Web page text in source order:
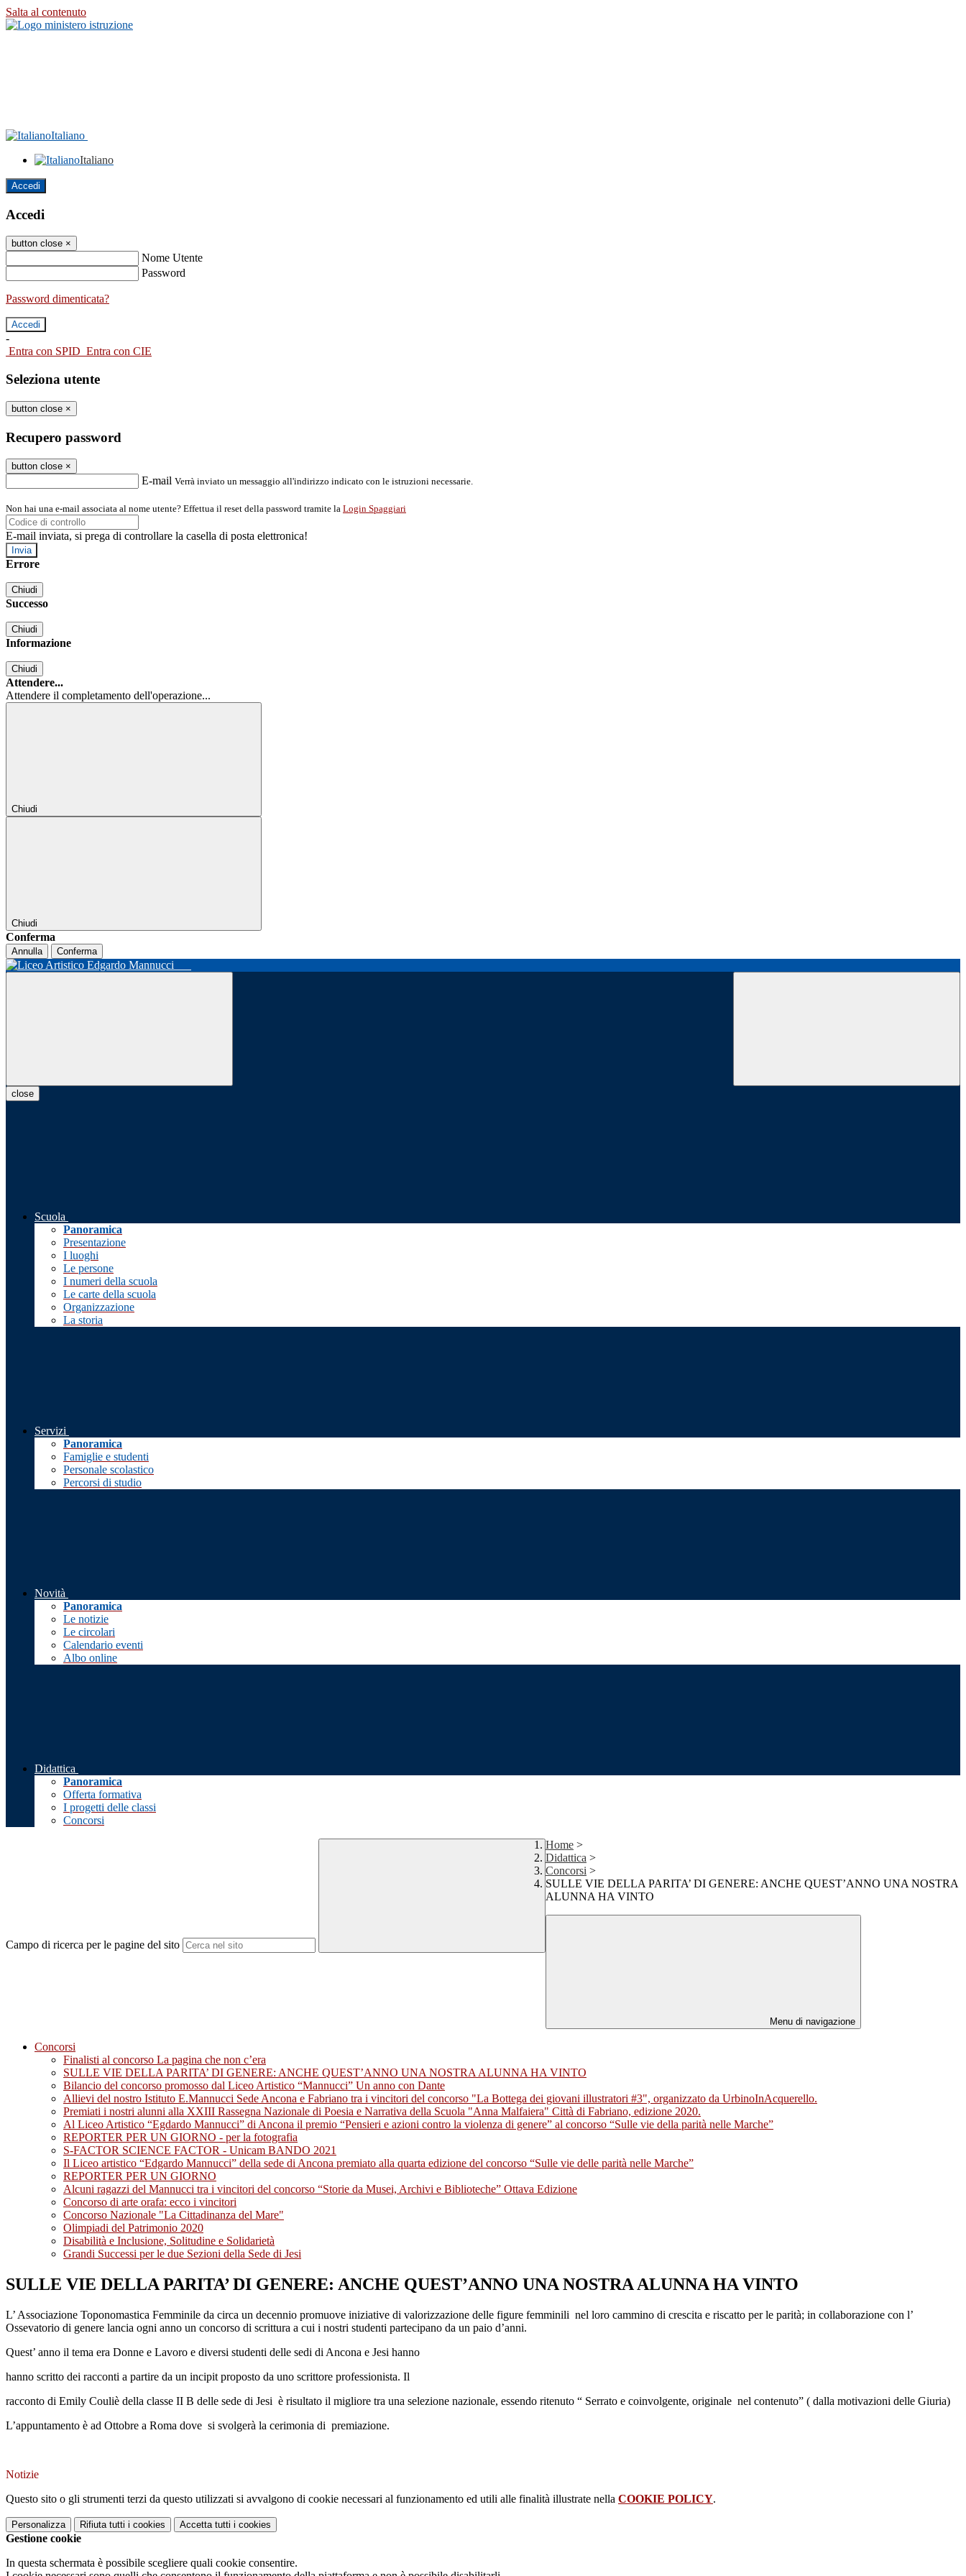
Salta al contenuto
Italiano
Italiano
Accedi
Accedi
button close ×
Nome Utente
Password
Password dimenticata?
-
Entra con SPID Entra con CIE
Seleziona utente
button close ×
Recupero password
button close ×
E-mail Verrà inviato un messaggio all'indirizzo indicato con le istruzioni necessarie.
Non hai una e-mail associata al nome utente? Effettua il reset della password tramite la Login Spaggiari
E-mail inviata, si prega di controllare la casella di posta elettronica!
Errore
Chiudi
Successo
Chiudi
Informazione
Chiudi
Attendere...
Attendere il completamento dell'operazione...
Chiudi
Chiudi
Conferma
Annulla Conferma
close
Scuola
Panoramica
Presentazione
I luoghi
Le persone
I numeri della scuola
Le carte della scuola
Organizzazione
La storia
Servizi
Panoramica
Famiglie e studenti
Personale scolastico
Percorsi di studio
Novità
Panoramica
Le notizie
Le circolari
Calendario eventi
Albo online
Didattica
Panoramica
Offerta formativa
I progetti delle classi
Concorsi
Campo di ricerca per le pagine del sito
Home >
Didattica >
Concorsi >
SULLE VIE DELLA PARITA’ DI GENERE: ANCHE QUEST’ANNO UNA NOSTRA
ALUNNA HA VINTO
Menu di navigazione
Concorsi
Finalisti al concorso La pagina che non c’era
SULLE VIE DELLA PARITA’ DI GENERE: ANCHE QUEST’ANNO UNA NOSTRA ALUNNA HA VINTO
Bilancio del concorso promosso dal Liceo Artistico “Mannucci” Un anno con Dante
Allievi del nostro Istituto E.Mannucci Sede Ancona e Fabriano tra i vincitori del concorso "La Bottega dei giovani illustratori #3", organizzato da UrbinoInAcquerello.
Premiati i nostri alunni alla XXIII Rassegna Nazionale di Poesia e Narrativa della Scuola "Anna Malfaiera" Città di Fabriano, edizione 2020.
Al Liceo Artistico “Egdardo Mannucci” di Ancona il premio “Pensieri e azioni contro la violenza di genere” al concorso “Sulle vie della parità nelle Marche”
REPORTER PER UN GIORNO - per la fotografia
S-FACTOR SCIENCE FACTOR - Unicam BANDO 2021
Il Liceo artistico “Edgardo Mannucci” della sede di Ancona premiato alla quarta edizione del concorso “Sulle vie delle parità nelle Marche”
REPORTER PER UN GIORNO
Alcuni ragazzi del Mannucci tra i vincitori del concorso “Storie da Musei, Archivi e Biblioteche” Ottava Edizione
Concorso di arte orafa: ecco i vincitori
Concorso Nazionale "La Cittadinanza del Mare"
Olimpiadi del Patrimonio 2020
Disabilità e Inclusione, Solitudine e Solidarietà
Grandi Successi per le due Sezioni della Sede di Jesi
SULLE VIE DELLA PARITA’ DI GENERE: ANCHE QUEST’ANNO UNA NOSTRA ALUNNA HA VINTO
L’ Associazione Toponomastica Femminile da circa un decennio promuove iniziative di valorizzazione delle figure femminili nel loro cammino di crescita e riscatto per le parità; in collaborazione con l’
Ossevatorio di genere lancia ogni anno un concorso di scrittura a cui i nostri studenti partecipano da un paio d’anni.
Quest’ anno il tema era Donne e Lavoro e diversi studenti delle sedi di Ancona e Jesi hanno
hanno scritto dei racconti a partire da un incipit proposto da uno scrittore professionista. Il
racconto di Emily Couliè della classe II B delle sede di Jesi è risultato il migliore tra una selezione nazionale, essendo ritenuto “ Serrato e coinvolgente, originale nel contenuto” ( dalla motivazioni delle Giuria)
L’appuntamento è ad Ottobre a Roma dove si svolgerà la cerimonia di premiazione.
Notizie
Questo sito o gli strumenti terzi da questo utilizzati si avvalgono di cookie necessari al funzionamento ed utili alle finalità illustrate nella COOKIE POLICY.
Personalizza Rifiuta tutti i cookies Accetta tutti i cookies
Gestione cookie
In questa schermata è possibile scegliere quali cookie consentire.